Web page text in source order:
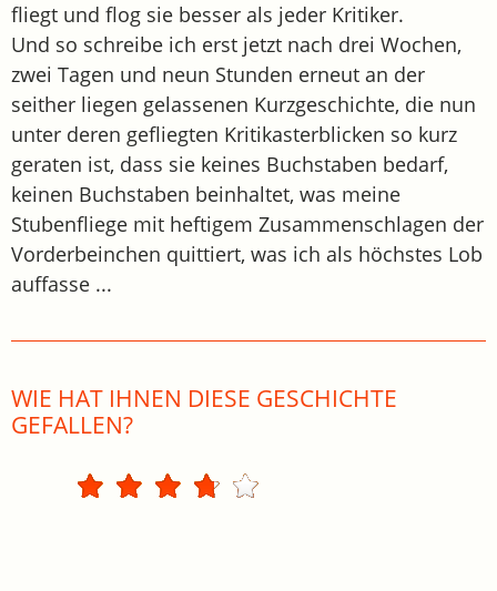
fliegt und flog sie besser als jeder Kritiker.
Und so schreibe ich erst jetzt nach drei Wochen,
zwei Tagen und neun Stunden erneut an der
seither liegen gelassenen Kurzgeschichte, die nun
unter deren gefliegten Kritikasterblicken so kurz
geraten ist, dass sie keines Buchstaben bedarf,
keinen Buchstaben beinhaltet, was meine
Stubenfliege mit heftigem Zusammenschlagen der
Vorderbeinchen quittiert, was ich als höchstes Lob
auffasse ...
WIE HAT IHNEN DIESE GESCHICHTE
GEFALLEN?